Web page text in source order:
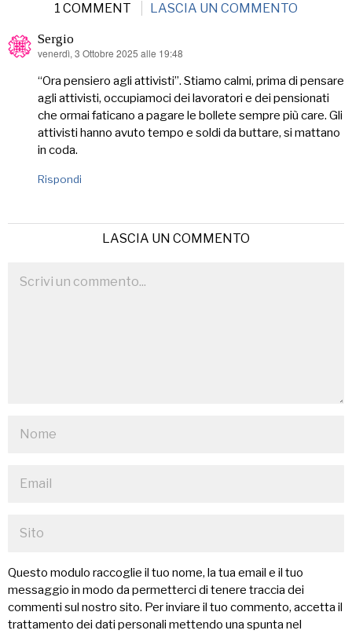
1 COMMENT LASCIA UN COMMENTO
Sergio
ha
venerdì, 3 Ottobre 2025 alle 19:48
“Ora pensiero agli attivisti”. Stiamo calmi, prima di pensare
agli attivisti, occupiamoci dei lavoratori e dei pensionati
che ormai faticano a pagare le bollete sempre più care. Gli
attivisti hanno avuto tempo e soldi da buttare, si mattano
in coda.
Rispondi
LASCIA UN COMMENTO
Questo modulo raccoglie il tuo nome, la tua email e il tuo
messaggio in modo da permetterci di tenere traccia dei
commenti sul nostro sito. Per inviare il tuo commento, accetta il
trattamento dei dati personali mettendo una spunta nel